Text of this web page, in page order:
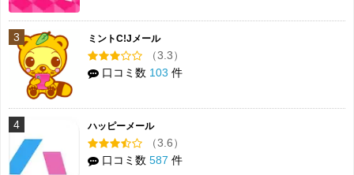
3 ミントC!Jメール
（3.3）
口コミ数 103 件
4 ハッピーメール
（3.6）
口コミ数 587 件